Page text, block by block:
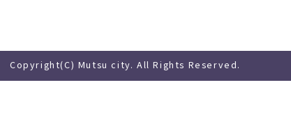
Copyright(C) Mutsu city. All Rights Reserved.